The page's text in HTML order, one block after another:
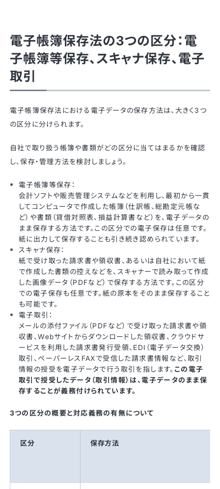
電子帳簿保存法の3つの区分：電
子帳簿等保存、スキャナ保存、電子
取引
電子帳簿保存法における電子データの保存方法は、大きく3つ
の区分に分けられます。
自社で取り扱う帳簿や書類がどの区分に当てはまるかを確認
し、保存・管理方法を検討しましょう。
電子帳簿等保存：
会計ソフトや販売管理システムなどを利用し、最初から一貫
してコンピュータで作成した帳簿（仕訳帳、総勘定元帳な
ど）や書類（貸借対照表、損益計算書など）を、電子データの
まま保存する方法です。この区分での電子保存は任意です。
紙に出力して保存することも引き続き認められています。
スキャナ保存：
紙で受け取った請求書や領収書、あるいは自社において紙
で作成した書類の控えなどを、スキャナーで読み取って作成
した画像データ（PDFなど）で保存する方法です。この区分
での電子保存も任意です。紙の原本をそのまま保存すること
も可能です。
電子取引：
メールの添付ファイル（PDFなど）で受け取った請求書や領
収書、Webサイトからダウンロードした領収書、クラウドサ
ービスを利用した請求書発行受領、EDI（電子データ交換）
取引、ペーパーレスFAXで受信した請求書情報など、取引
情報の授受を電子データで行う取引を指します。 この電子
取引で授受したデータ（取引情報）は、電子データのまま保
存することが義務付けられています。
3つの区分の概要と対応義務の有無について
区分 保存方法